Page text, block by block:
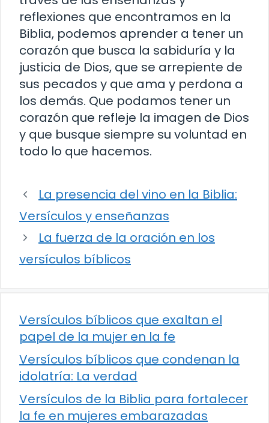
reflexiones que encontramos en la
Biblia, podemos aprender a tener un
corazón que busca la sabiduría y la
justicia de Dios, que se arrepiente de
sus pecados y que ama y perdona a
los demás. Que podamos tener un
corazón que refleje la imagen de Dios
y que busque siempre su voluntad en
todo lo que hacemos.
La presencia del vino en la Biblia:
Versículos y enseñanzas
La fuerza de la oración en los
versículos bíblicos
Versículos bíblicos que exaltan el
papel de la mujer en la fe
Versículos bíblicos que condenan la
idolatría: La verdad
Versículos de la Biblia para fortalecer
la fe en mujeres embarazadas